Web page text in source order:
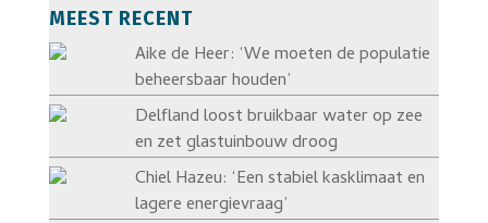
MEEST RECENT
Aike de Heer: ‘We moeten de populatie
beheersbaar houden’
Delfland loost bruikbaar water op zee
en zet glastuinbouw droog
Chiel Hazeu: ‘Een stabiel kasklimaat en
lagere energievraag’